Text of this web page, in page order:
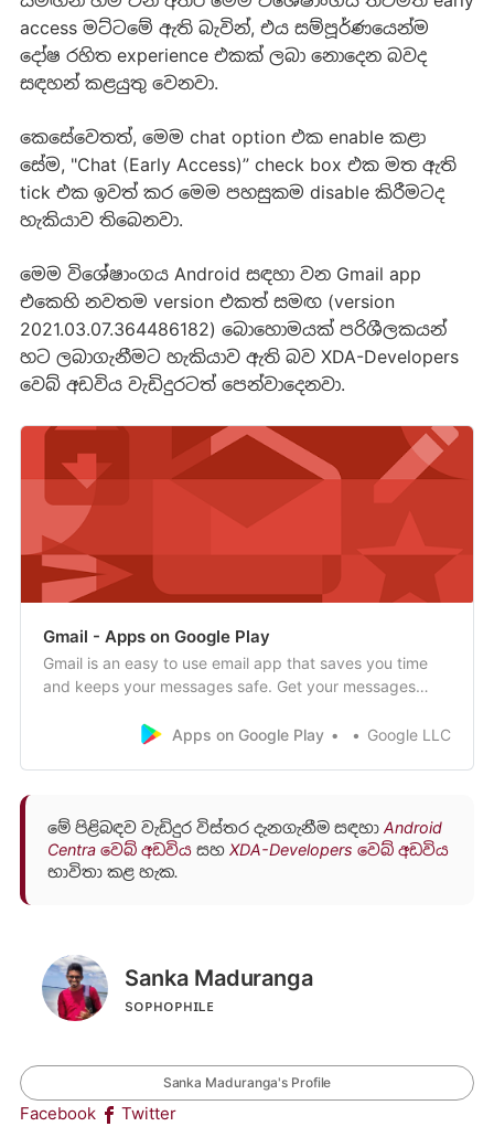
access මට්ටමේ ඇති බැවින්, එය සම්පූර්ණයෙන්ම
දෝෂ රහිත experience එකක් ලබා නොදෙන බවද
සඳහන් කළයුතු වෙනවා.
කෙසේවෙතත්, මෙම chat option එක enable කළා
සේම, "Chat (Early Access)” check box එක මත ඇති
tick එක ඉවත් කර මෙම පහසුකම disable කිරීමටද
හැකියාව තිබෙනවා.
මෙම විශේෂාංගය Android සඳහා වන Gmail app
එකෙහි නවතම version එකත් සමඟ (version
2021.03.07.364486182) බොහොමයක් පරිශීලකයන්
හට ලබාගැනීමට හැකියාව ඇති බව XDA-Developers
වෙබ් අඩවිය වැඩිදුරටත් පෙන්වාදෙනවා.
Gmail - Apps on Google Play
Gmail is an easy to use email app that saves you time
and keeps your messages safe. Get your messages
& offline, and find any message quickly.With the Gmail
Apps on Google Play Google LLC
මේ පිළිබඳව වැඩිදුර විස්තර දැනගැනීම සඳහා Android
Centra වෙබ් අඩවියසහ XDA-Developers වෙබ් අඩවිය
භාවිතා කළ හැක.
Sanka Maduranga
sᴏᴘʜᴏᴘʜɪʟᴇ
Sanka Maduranga's Profile
Facebook Twitter